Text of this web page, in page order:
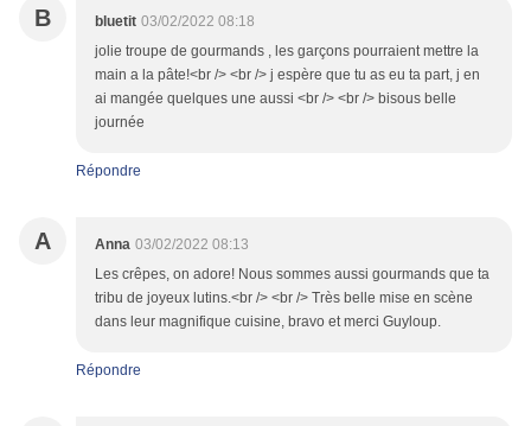
B bluetit 03/02/2022 08:18
jolie troupe de gourmands , les garçons pourraient mettre la
main a la pâte!<br /> <br /> j espère que tu as eu ta part, j en
ai mangée quelques une aussi <br /> <br /> bisous belle
journée
Répondre
A Anna 03/02/2022 08:13
Les crêpes, on adore! Nous sommes aussi gourmands que ta
tribu de joyeux lutins.<br /> <br /> Très belle mise en scène
dans leur magnifique cuisine, bravo et merci Guyloup.
Répondre